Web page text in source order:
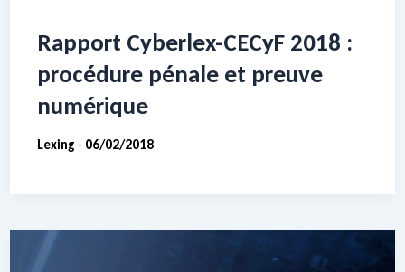
Rapport Cyberlex-CECyF 2018 :
procédure pénale et preuve
numérique
Lexing - 06/02/2018